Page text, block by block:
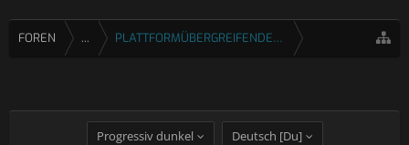
FOREN ... PLATTFORMÜBERGREIFENDE SPIELE
Progressiv dunkel Deutsch [Du]